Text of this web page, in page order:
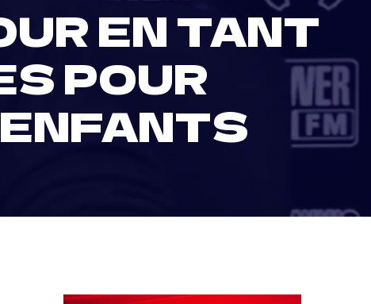
EN TANT
POUR